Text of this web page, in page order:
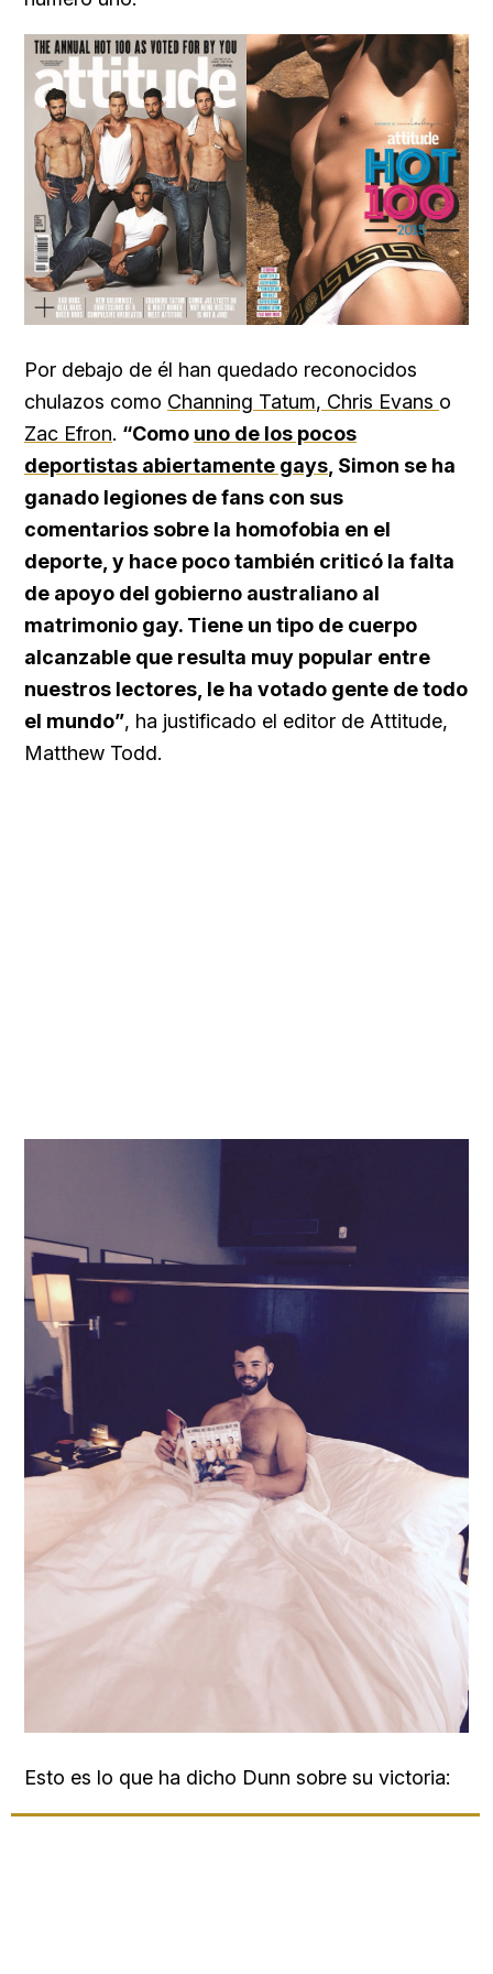
Por debajo de él han quedado reconocidos
chulazos como Channing Tatum, Chris Evans o
Zac Efron. “Como uno de los pocos
deportistas abiertamente gays, Simon se ha
ganado legiones de fans con sus
comentarios sobre la homofobia en el
deporte, y hace poco también criticó la falta
de apoyo del gobierno australiano al
matrimonio gay. Tiene un tipo de cuerpo
alcanzable que resulta muy popular entre
nuestros lectores, le ha votado gente de todo
el mundo”, ha justificado el editor de Attitude,
Matthew Todd.
Esto es lo que ha dicho Dunn sobre su victoria: